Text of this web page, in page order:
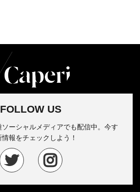
FOLLOW US
ーシャルメディアでも配信中。今す
報をチェックしよう！